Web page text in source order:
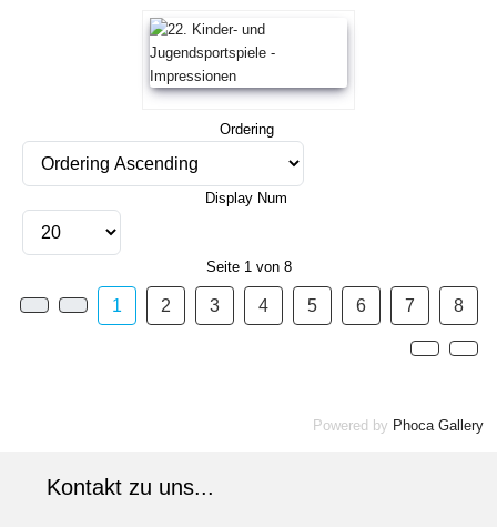
Ordering
Display Num
Seite 1 von 8
1 2 3 4 5 6 7 8
Powered by Phoca Gallery
Kontakt zu uns...